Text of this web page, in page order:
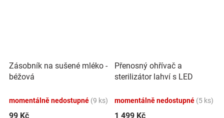
Zásobník na sušené mléko -
béžová
momentálně nedostupné (9 ks)
99 Kč
Přenosný ohřívač a
sterilizátor lahví s LED
momentálně nedostupné (5 ks)
1 499 Kč